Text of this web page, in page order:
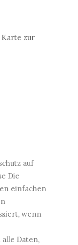
Karte zur
auf
Die
einfachen
wenn
Daten,